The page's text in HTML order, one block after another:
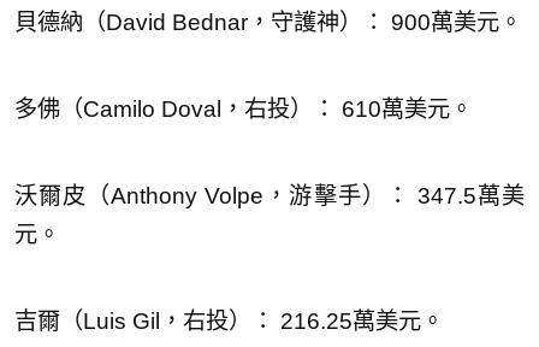
貝德納（David Bednar，守護神）： 900萬美元。
多佛（Camilo Doval，右投）： 610萬美元。
沃爾皮（Anthony Volpe，游擊手）： 347.5萬美
元。
吉爾（Luis Gil，右投）： 216.25萬美元。